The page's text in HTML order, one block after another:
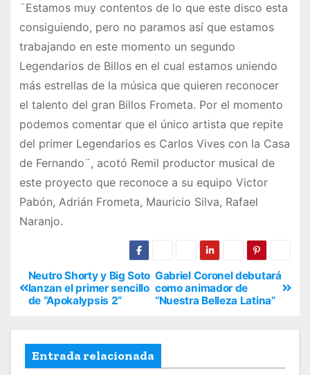
¨Estamos muy contentos de lo que este disco esta
consiguiendo, pero no paramos así que estamos
trabajando en este momento un segundo
Legendarios de Billos en el cual estamos uniendo
más estrellas de la música que quieren reconocer
el talento del gran Billos Frometa. Por el momento
podemos comentar que el único artista que repite
del primer Legendarios es Carlos Vives con la Casa
de Fernando¨, acotó Remil productor musical de
este proyecto que reconoce a su equipo Victor
Pabón, Adrián Frometa, Mauricio Silva, Rafael
Naranjo.
Gabriel Coronel debutará
como animador de
“Nuestra Belleza Latina”
Neutro Shorty y Big Soto
lanzan el primer sencillo
de “Apokalypsis 2”
Entrada relacionada